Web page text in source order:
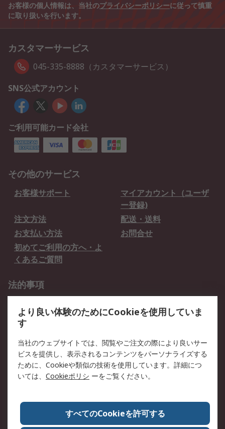
お客様の個人情報は、当社のプライバシーポリシーに従って慎重
に取り扱いを行います。
カスタマーサービス
045-335-8888（カスタマーサービス）
SNS公式アカウント
ご利用可能カード会社
その他のサービス
お客様サポート
マイアカウント（ユーザ
ー登録)
注文方法
配送・送料
お支払い方法
お問合せ
初めてご利用の方へ・よ
くあるご質問
法的事項
クッキーポリシー
RSについて
会社概要
採用情報
プレスリリース＆お知ら
コーポレートサイト
全世界のRS
RSの歴史
ESGへの取り組み（英語）
認証について
より良い体験のためにCookieを使用していま
す
当社のウェブサイトでは、閲覧やご注文の際により良いサー
ビスを提供し、表示されるコンテンツをパーソナライズする
ために、Cookieや類似の技術を使用しています。詳細につ
いては、 Cookieポリシ ーをご覧ください。
すべてのCookieを許可する